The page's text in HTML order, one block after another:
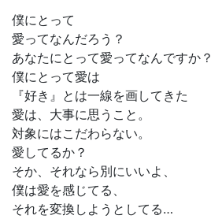
僕にとって
愛ってなんだろう？
あなたにとって愛ってなんですか？
僕にとって愛は
『好き』とは一線を画してきた
愛は、大事に思うこと。
対象にはこだわらない。
愛してるか？
そか、それなら別にいいよ、
僕は愛を感じてる、
それを変換しようとしてる…